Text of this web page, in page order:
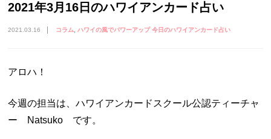
2021年3月16日のハワイアンカード占い
2021.03.16 コラム ハワイの風でパワーアップ 今日のハワイアンカード占い
アロハ！
今週の担当は、ハワイアンカードスクール公認ティーチャ
ー Natsuko です。